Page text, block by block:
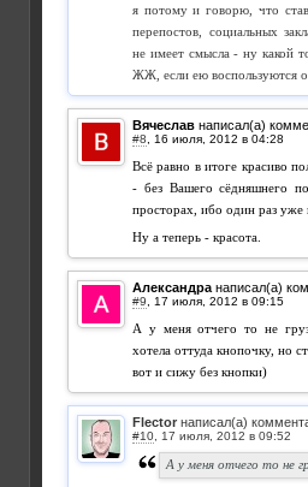
я потому и говорю, что
перепостов, социальных
не имеет смысла - ну какой
ЖЖ, если ею воспользуются
Вячеслав написал(а)
#8
Всё равно в итоге красиво
- без Вашего сёдняшнего
просторах, ибо один раз уже
Ну а теперь - красота.
Александра написал(а)
#9
А у меня отчего то не
хотела оттуда кнопочку, но
вот и сижу без кнопки)
Flector написал(а)
#10
А у меня отчего то не